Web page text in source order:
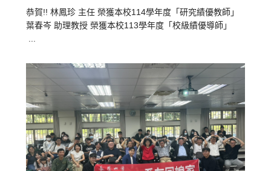
恭賀!! 林鳳珍 主任 榮獲本校114學年度「研究績優教師」
葉春岑 助理教授 榮獲本校113學年度「校級績優導師」